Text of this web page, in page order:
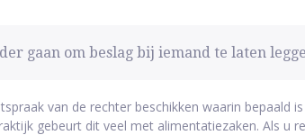
gaan om beslag bij iemand te laten
van de rechter beschikken waarin bepaald
gebeurt dit veel met alimentatiezaken. Als u